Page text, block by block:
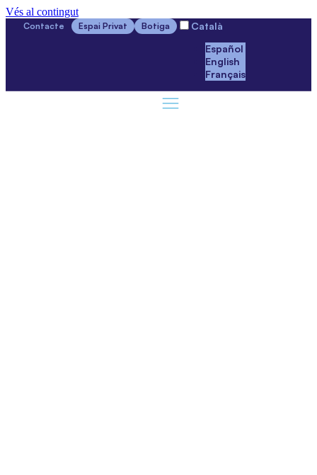
Vés al contingut
Contacte Espai Privat Botiga
Català
Español
English
Français